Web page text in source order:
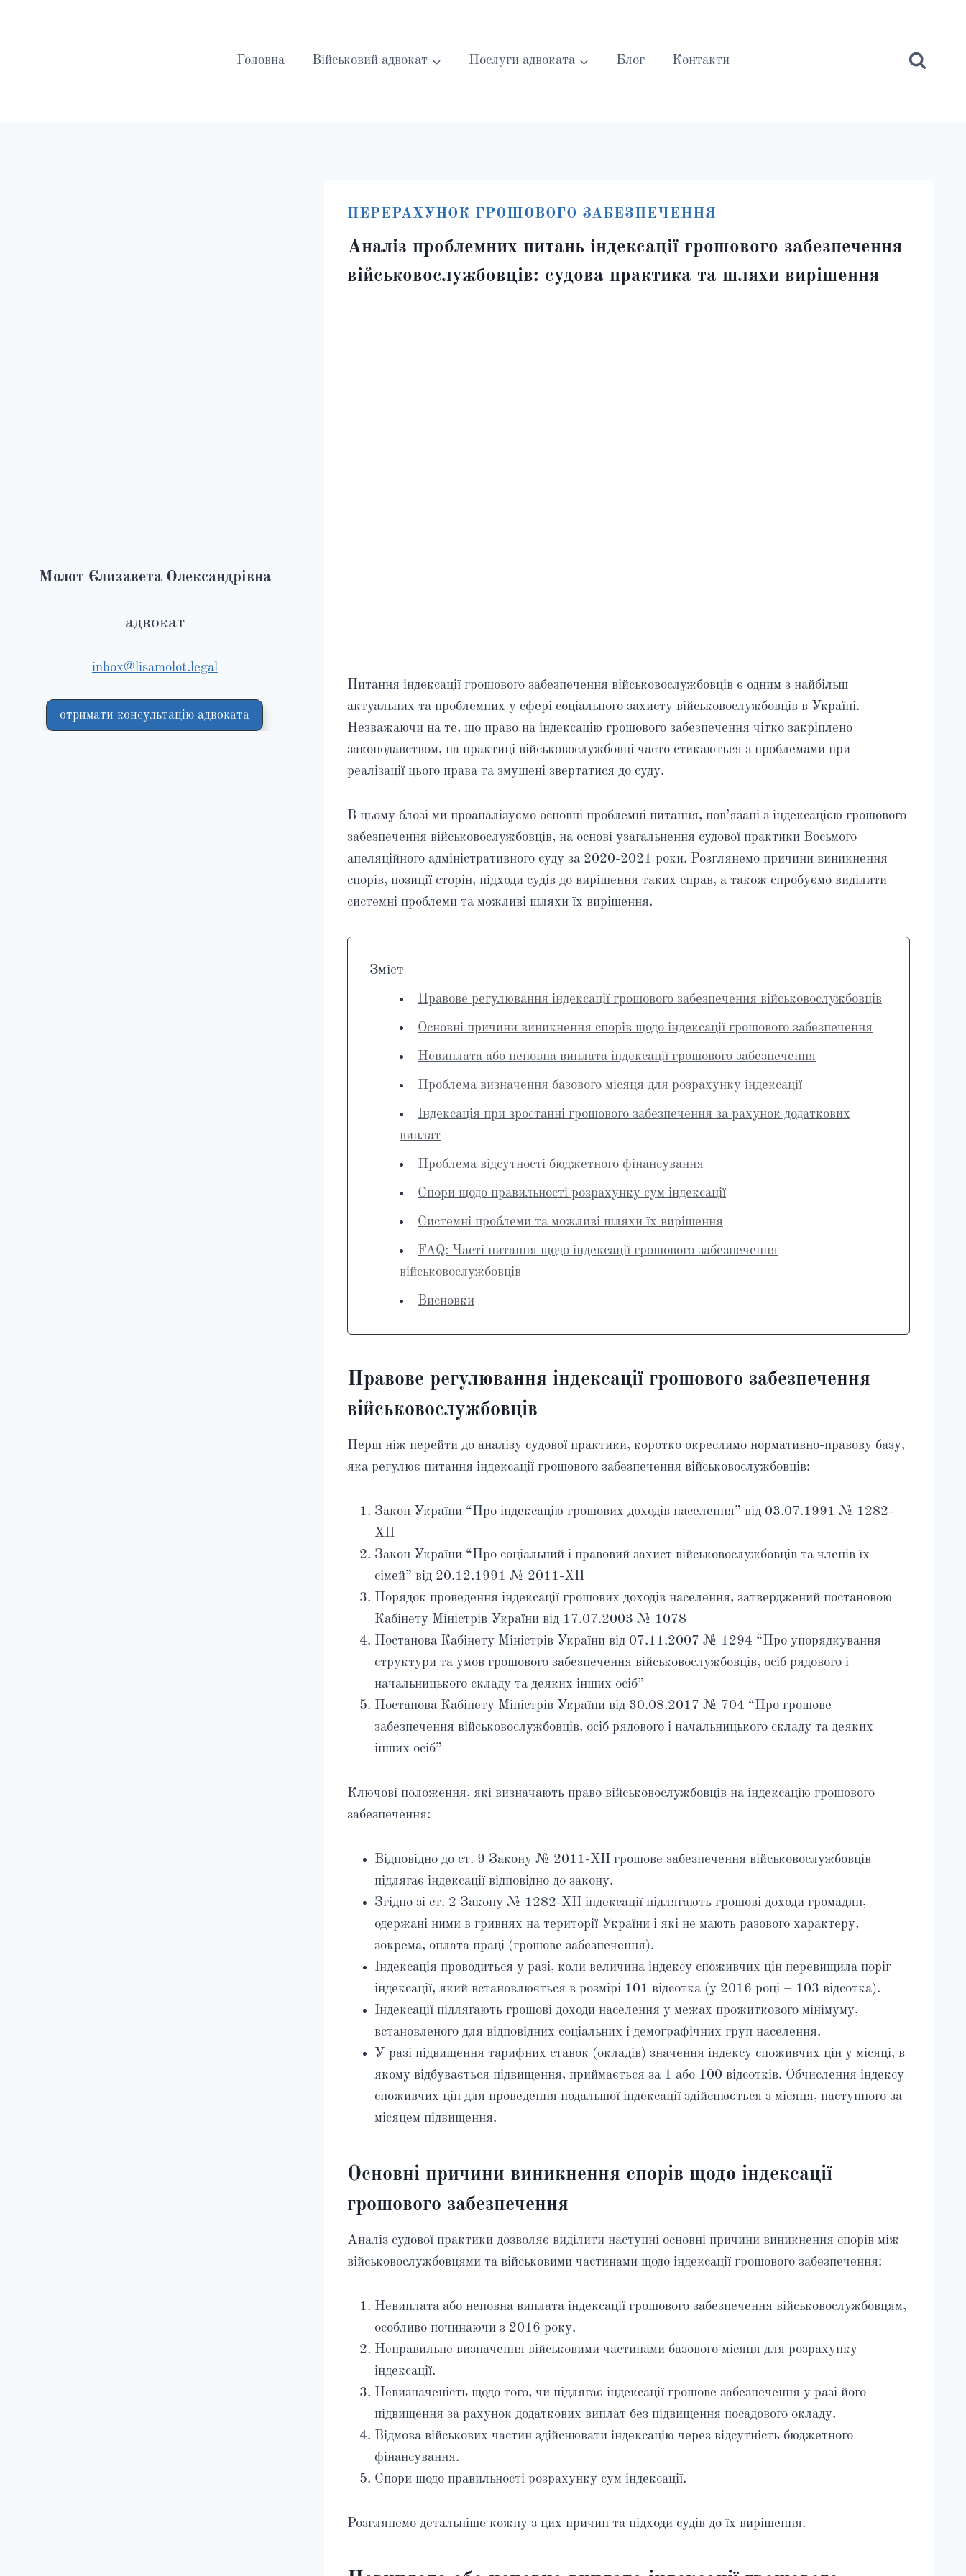
Головна Військовий адвокат Послуги адвоката Блог Контакти
ПЕРЕРАХУНОК ГРОШОВОГО ЗАБЕЗПЕЧЕННЯ
Аналіз проблемних питань індексації грошового забезпечення
військовослужбовців: судова практика та шляхи вирішення
Питання індексації грошового забезпечення військовослужбовців є одним з найбільш
актуальних та проблемних у сфері соціального захисту військовослужбовців в Україні.
Незважаючи на те, що право на індексацію грошового забезпечення чітко закріплено
законодавством, на практиці військовослужбовці часто стикаються з проблемами при
реалізації цього права та змушені звертатися до суду.
В цьому блозі ми проаналізуємо основні проблемні питання, пов’язані з індексацією грошового
забезпечення військовослужбовців, на основі узагальнення судової практики Восьмого
апеляційного адміністративного суду за 2020-2021 роки. Розглянемо причини виникнення
спорів, позиції сторін, підходи судів до вирішення таких справ, а також спробуємо виділити
системні проблеми та можливі шляхи їх вирішення.
Зміст
Правове регулювання індексації грошового забезпечення військовослужбовців
Основні причини виникнення спорів щодо індексації грошового забезпечення
Невиплата або неповна виплата індексації грошового забезпечення
Проблема визначення базового місяця для розрахунку індексації
Індексація при зростанні грошового забезпечення за рахунок додаткових
виплат
Проблема відсутності бюджетного фінансування
Спори щодо правильності розрахунку сум індексації
Системні проблеми та можливі шляхи їх вирішення
FAQ: Часті питання щодо індексації грошового забезпечення
військовослужбовців
Висновки
Правове регулювання індексації грошового забезпечення
військовослужбовців
Перш ніж перейти до аналізу судової практики, коротко окреслимо нормативно-правову базу,
яка регулює питання індексації грошового забезпечення військовослужбовців:
Закон України “Про індексацію грошових доходів населення” від 03.07.1991 № 1282-
XII
Закон України “Про соціальний і правовий захист військовослужбовців та членів їх
сімей” від 20.12.1991 № 2011-XII
Порядок проведення індексації грошових доходів населення, затверджений постановою
Кабінету Міністрів України від 17.07.2003 № 1078
Постанова Кабінету Міністрів України від 07.11.2007 № 1294 “Про упорядкування
структури та умов грошового забезпечення військовослужбовців, осіб рядового і
начальницького складу та деяких інших осіб”
Постанова Кабінету Міністрів України від 30.08.2017 № 704 “Про грошове
забезпечення військовослужбовців, осіб рядового і начальницького складу та деяких
інших осіб”
Ключові положення, які визначають право військовослужбовців на індексацію грошового
забезпечення:
Відповідно до ст. 9 Закону № 2011-XII грошове забезпечення військовослужбовців
підлягає індексації відповідно до закону.
Згідно зі ст. 2 Закону № 1282-XII індексації підлягають грошові доходи громадян,
одержані ними в гривнях на території України і які не мають разового характеру,
зокрема, оплата праці (грошове забезпечення).
Індексація проводиться у разі, коли величина індексу споживчих цін перевищила поріг
індексації, який встановлюється в розмірі 101 відсотка (у 2016 році – 103 відсотка).
Індексації підлягають грошові доходи населення у межах прожиткового мінімуму,
встановленого для відповідних соціальних і демографічних груп населення.
У разі підвищення тарифних ставок (окладів) значення індексу споживчих цін у місяці, в
якому відбувається підвищення, приймається за 1 або 100 відсотків. Обчислення індексу
споживчих цін для проведення подальшої індексації здійснюється з місяця, наступного за
місяцем підвищення.
Основні причини виникнення спорів щодо індексації
грошового забезпечення
Аналіз судової практики дозволяє виділити наступні основні причини виникнення спорів між
військовослужбовцями та військовими частинами щодо індексації грошового забезпечення:
Невиплата або неповна виплата індексації грошового забезпечення військовослужбовцям,
особливо починаючи з 2016 року.
Неправильне визначення військовими частинами базового місяця для розрахунку
індексації.
Невизначеність щодо того, чи підлягає індексації грошове забезпечення у разі його
підвищення за рахунок додаткових виплат без підвищення посадового окладу.
Відмова військових частин здійснювати індексацію через відсутність бюджетного
фінансування.
Спори щодо правильності розрахунку сум індексації.
Розглянемо детальніше кожну з цих причин та підходи судів до їх вирішення.
Молот Єлизавета Олександрівна
адвокат
inbox@lisamolot.legal
отримати консультацію адвоката